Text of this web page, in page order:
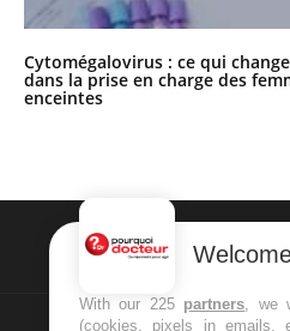
Cytomégalovirus : ce qui change
dans la prise en charge des
enceintes
NEWSLETTER
With our 225 partners, we
(cookies, pixels in emails,